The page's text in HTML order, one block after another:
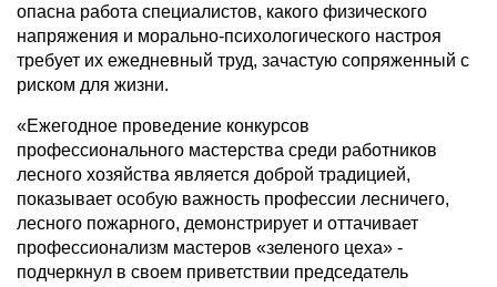
опасна работа специалистов, какого физического
напряжения и морально-психологического настроя
требует их ежедневный труд, зачастую сопряженный с
риском для жизни.
«Ежегодное проведение конкурсов
профессионального мастерства среди работников
лесного хозяйства является доброй традицией,
показывает особую важность профессии лесничего,
лесного пожарного, демонстрирует и оттачивает
профессионализм мастеров «зеленого цеха» -
подчеркнул в своем приветствии председатель